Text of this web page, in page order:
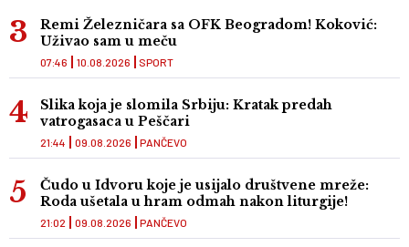
Remi Železničara sa OFK Beogradom! Koković:
Uživao sam u meču
SPORT
07:46 10.08.2026
Slika koja je slomila Srbiju: Kratak predah
vatrogasaca u Peščari
PANČEVO
21:44 09.08.2026
Čudo u Idvoru koje je usijalo društvene mreže:
Roda ušetala u hram odmah nakon liturgije!
PANČEVO
21:02 09.08.2026